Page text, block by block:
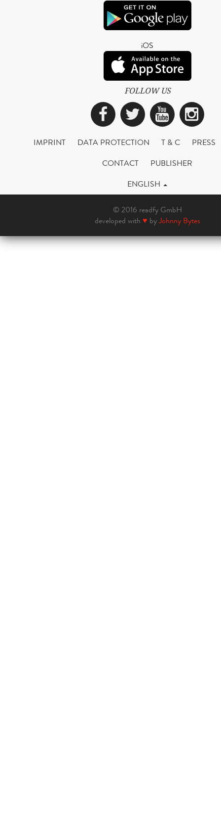
iOS
FOLLOW US
Facebook
Twitter
IMPRINT DATA PROTECTION T & C
PRESS
CONTACT
PUBLISHER
ENGLISH
© 2016 readfy GmbH
developed with ♥ byJohnny Bytes